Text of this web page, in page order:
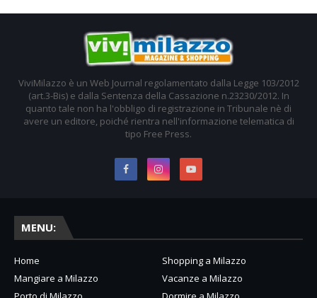
ViviMilazzo è un Web Journal regolamentato dalla Legge 103/2012
(art.3-Bis) e dalla Sentenza della Cassazione n.23230/2012. In
quanto tale non ha l'obbligo di registrazione in Tribunale nè di
avere un editore, poiché rientra nell'informazione telematica di
tipo Free Press.
MENU:
Home
Shopping a Milazzo
Mangiare a Milazzo
Vacanze a Milazzo